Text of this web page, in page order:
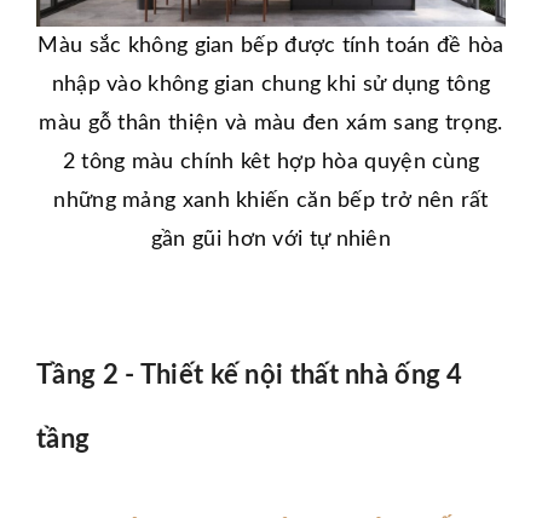
Màu sắc không gian bếp được tính toán đề hòa
nhập vào không gian chung khi sử dụng tông
màu gỗ thân thiện và màu đen xám sang trọng.
2 tông màu chính kêt hợp hòa quyện cùng
những mảng xanh khiến căn bếp trở nên rất
gần gũi hơn với tự nhiên
Tầng 2 - Thiết kế nội thất nhà ống 4
tầng